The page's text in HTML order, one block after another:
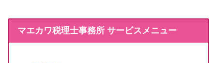
マエカワ税理士事務所 サービスメニュー